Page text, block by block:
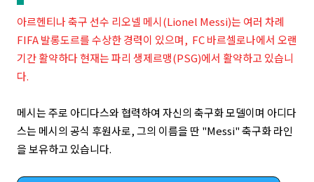
아르헨티나 축구 선수 리오넬 메시(Lionel Messi)는 여러 차례
FIFA 발롱도르를 수상한 경력이 있으며, FC 바르셀로나에서 오랜
기간 활약하다 현재는 파리 생제르맹(PSG)에서 활약하고 있습니
다.
메시는 주로 아디다스와 협력하여 자신의 축구화 모델이며 아디다
스는 메시의 공식 후원사로, 그의 이름을 딴 "Messi" 축구화 라인
을 보유하고 있습니다.